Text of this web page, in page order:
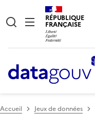
RÉPUBLIQUE
FRANÇAISE
Accueil Jeux de données